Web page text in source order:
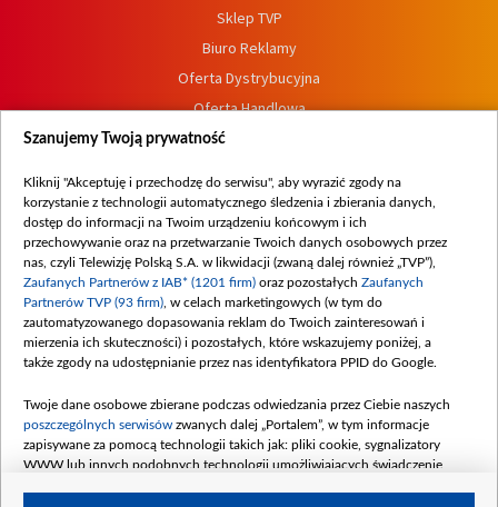
Sklep TVP
Biuro Reklamy
Oferta Dystrybucyjna
Oferta Handlowa
Dostępność
Procedura zgłoszeń wewnętrznych
Szanujemy Twoją prywatność
Kliknij "Akceptuję i przechodzę do serwisu", aby wyrazić zgody na
korzystanie z technologii automatycznego śledzenia i zbierania danych,
dostęp do informacji na Twoim urządzeniu końcowym i ich
przechowywanie oraz na przetwarzanie Twoich danych osobowych przez
nas, czyli Telewizję Polską S.A. w likwidacji (zwaną dalej również „TVP”),
Zaufanych Partnerów z IAB* (1201 firm) oraz pozostałych Zaufanych
Partnerów TVP (93 firm) , w celach marketingowych (w tym do
zautomatyzowanego dopasowania reklam do Twoich zainteresowań i
mierzenia ich skuteczności) i pozostałych, które wskazujemy poniżej, a
także zgody na udostępnianie przez nas identyfikatora PPID do Google.
Twoje dane osobowe zbierane podczas odwiedzania przez Ciebie naszych
poszczególnych serwisów zwanych dalej „Portalem”, w tym informacje
zapisywane za pomocą technologii takich jak: pliki cookie, sygnalizatory
WWW lub innych podobnych technologii umożliwiających świadczenie